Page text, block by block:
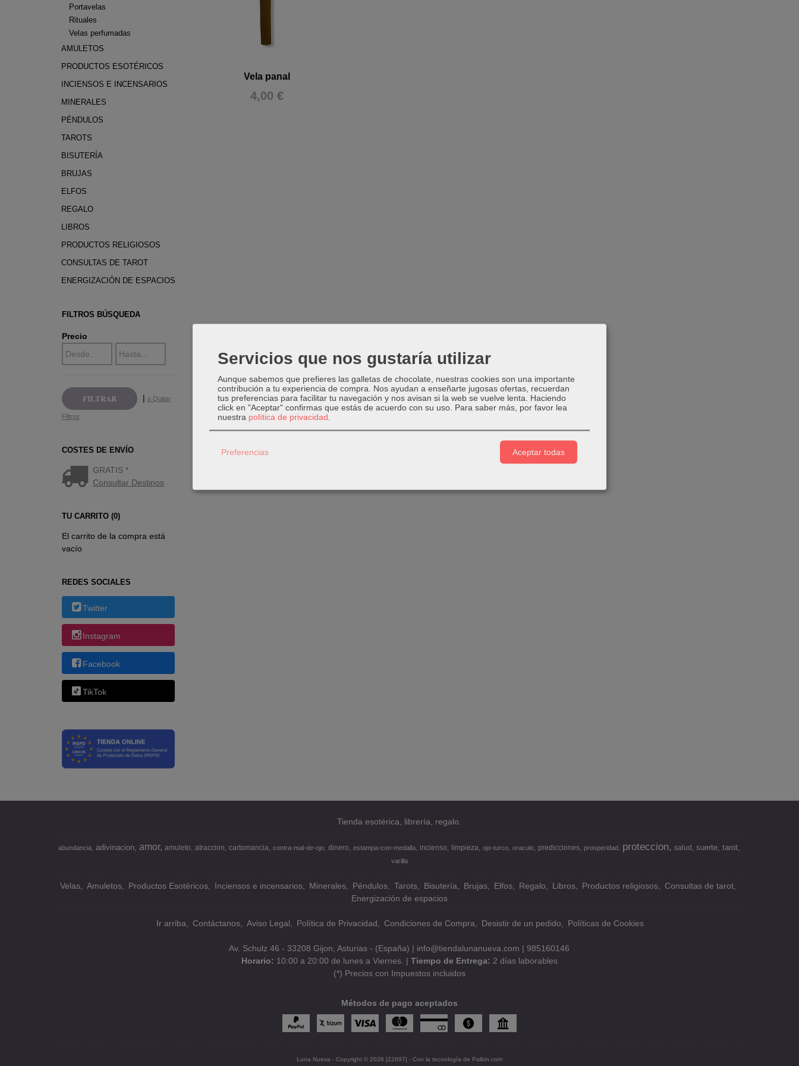
Portavelas
Rituales
Velas perfumadas
AMULETOS
PRODUCTOS ESOTÉRICOS
INCIENSOS E INCENSARIOS
MINERALES
PÉNDULOS
TAROTS
BISUTERÍA
BRUJAS
ELFOS
REGALO
LIBROS
PRODUCTOS RELIGIOSOS
CONSULTAS DE TAROT
ENERGIZACIÓN DE ESPACIOS
FILTROS BÚSQUEDA
Precio
| x Quitar
Filtros
COSTES DE ENVÍO
GRATIS *
Consultar Destinos
TU CARRITO (0)
El carrito de la compra está
vacío
REDES SOCIALES
Twitter
Instagram
Facebook
TikTok
Vela panal
4,00 €
Tienda esotérica, librería, regalo.
abundancia adivinacion amor amuleto atraccion cartomancia contra-mal-de-ojo dinero estampa-con-medalla incienso limpieza ojo-turco oraculo predicciones prosperidad proteccion salud suerte tarot
varilla
Velas Amuletos Productos Esotéricos Inciensos e incensarios Minerales Péndulos Tarots Bisutería Brujas Elfos Regalo Libros Productos religiosos
Consultas de tarot
Energización de espacios
Ir arriba Contáctanos Aviso Legal Política de Privacidad Condiciones de Compra Desistir de un pedido Políticas de Cookies
Av. Schulz 46 - 33208 Gijon, Asturias - (España) | info@tiendalunanueva.com |985160146
Horario: 10:00 a 20:00 de lunes a Viernes. | Tiempo de Entrega: 2 días laborables
(*) Precios con Impuestos incluidos
Métodos de pago aceptados
Luna Nueva - Copyright © 2026 [22697] - Con la tecnología de Palbin.com
Servicios que nos gustaría utilizar
Aunque sabemos que prefieres las galletas de chocolate, nuestras cookies son una importante
contribución a tu experiencia de compra. Nos ayudan a enseñarte jugosas ofertas, recuerdan
tus preferencias para facilitar tu navegación y nos avisan si la web se vuelve lenta. Haciendo
click en "Aceptar" confirmas que estás de acuerdo con su uso. Para saber más, por favor lea
nuestra política de privacidad
Preferencias Aceptar todas